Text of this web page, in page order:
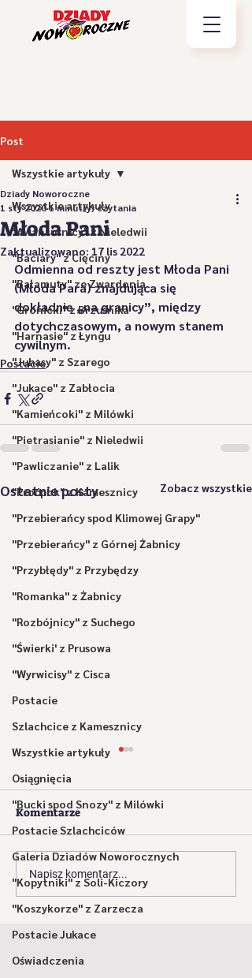
Post
Wszystkie artykuły
"Awanturnicy" z Nieledwii
"Baciary" z Cięciny
"Bałamuty" ze Zwardonia
"Gronicki" z Brzuśnika
"Harnasie" z Łyngu
"Juhasy" z Szarego
"Jukace" z Zabłocia
"Kamieńcoki" z Milówki
"Pietrasianie" z Nieledwii
"Pawliczanie" z Lalik
"Proćpok" z Kamesznicy
"Przebierańcy spod Klimowej Grapy"
"Przebierańcy" z Górnej Żabnicy
"Przybłędy" z Przybędzy
"Romanka" z Żabnicy
"Rozbójnicy" z Suchego
"Świerki' z Prusowa
"Wyrwicisy" z Cisca
Postacie
Szlachcice z Kamesznicy
Wszystkie artykuły
Osiągnięcia
"Bucki spod Snozy" z Milówki
Postacie Szlachciców
Galeria Dziadów Noworocznych
"Kopytniki" z Soli-Kiczory
"Koszykorze" z Zarzecza
Postacie Jukace
Oświadczenia
Wszystkie artykuły
Młoda Pani
Dziady Noworoczne
1 sty 20201 minut(y) czytania
Zaktualizowano: 17 lis 2022
Odmienna od reszty jest Młoda Pani
(Młoda Para) znajdująca się
dokładnie „na granicy”, między
dotychczasowym, a nowym stanem
cywilnym.
Postacie
Ostatnie posty Zobacz wszystkie
Doktór
Komentarze
Napisz komentarz...